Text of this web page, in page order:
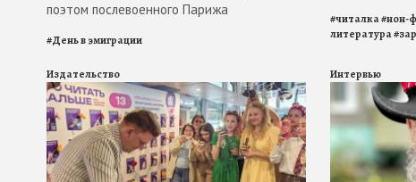
поэтом послевоенного Парижа
#День в эмиграции
#читалка#нон-
литература#
Издательство Интервью